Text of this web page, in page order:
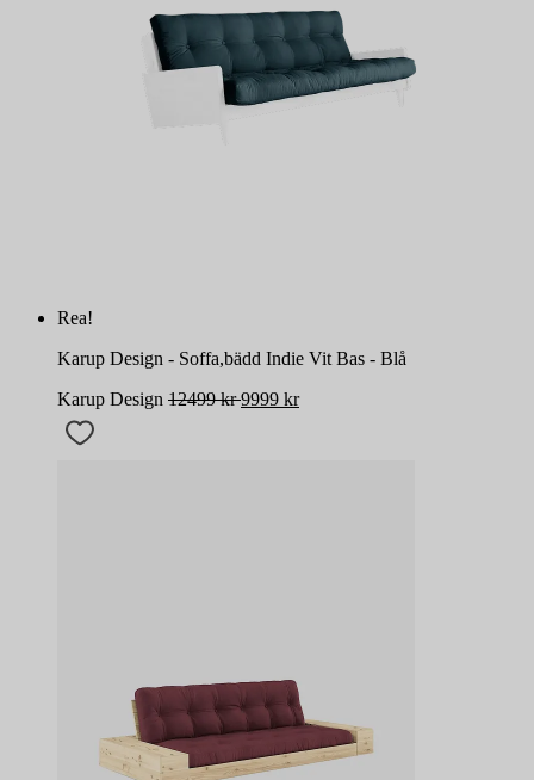
Rea!
Karup Design - Soffa,bädd Indie Vit Bas - Blå
Karup Design 12499kr 9999 kr